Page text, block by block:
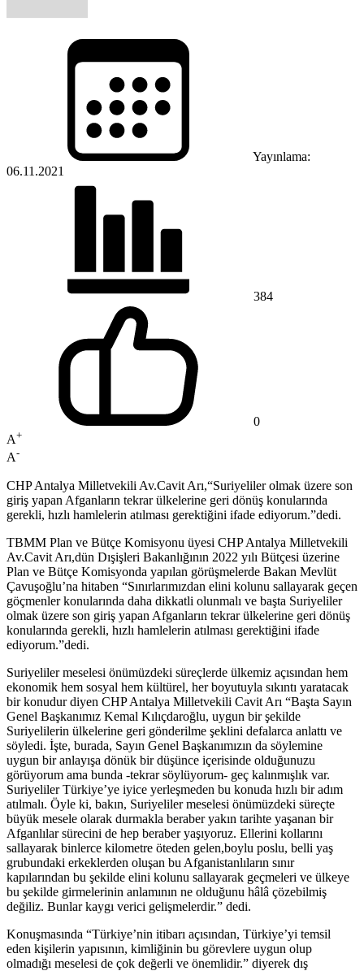
Yayınlama:
06.11.2021
384
0
A+
A-
CHP Antalya Milletvekili Av.Cavit Arı,“Suriyeliler olmak üzere son
giriş yapan Afganların tekrar ülkelerine geri dönüş konularında
gerekli, hızlı hamlelerin atılması gerektiğini ifade ediyorum.”dedi.
TBMM Plan ve Bütçe Komisyonu üyesi CHP Antalya Milletvekili
Av.Cavit Arı,dün Dışişleri Bakanlığının 2022 yılı Bütçesi üzerine
Plan ve Bütçe Komisyonda yapılan görüşmelerde Bakan Mevlüt
Çavuşoğlu’na hitaben “Sınırlarımızdan elini kolunu sallayarak geçen
göçmenler konularında daha dikkatli olunmalı ve başta Suriyeliler
olmak üzere son giriş yapan Afganların tekrar ülkelerine geri dönüş
konularında gerekli, hızlı hamlelerin atılması gerektiğini ifade
ediyorum.”dedi.
Suriyeliler meselesi önümüzdeki süreçlerde ülkemiz açısından hem
ekonomik hem sosyal hem kültürel, her boyutuyla sıkıntı yaratacak
bir konudur diyen CHP Antalya Milletvekili Cavit Arı “Başta Sayın
Genel Başkanımız Kemal Kılıçdaroğlu, uygun bir şekilde
Suriyelilerin ülkelerine geri gönderilme şeklini defalarca anlattı ve
söyledi. İşte, burada, Sayın Genel Başkanımızın da söylemine
uygun bir anlayışa dönük bir düşünce içerisinde olduğunuzu
görüyorum ama bunda -tekrar söylüyorum- geç kalınmışlık var.
Suriyeliler Türkiye’ye iyice yerleşmeden bu konuda hızlı bir adım
atılmalı. Öyle ki, bakın, Suriyeliler meselesi önümüzdeki süreçte
büyük mesele olarak durmakla beraber yakın tarihte yaşanan bir
Afganlılar sürecini de hep beraber yaşıyoruz. Ellerini kollarını
sallayarak binlerce kilometre öteden gelen,boylu poslu, belli yaş
grubundaki erkeklerden oluşan bu Afganistanlıların sınır
kapılarından bu şekilde elini kolunu sallayarak geçmeleri ve ülkeye
bu şekilde girmelerinin anlamının ne olduğunu hâlâ çözebilmiş
değiliz. Bunlar kaygı verici gelişmelerdir.” dedi.
Konuşmasında “Türkiye’nin itibarı açısından, Türkiye’yi temsil
eden kişilerin yapısının, kimliğinin bu görevlere uygun olup
olmadığı meselesi de çok değerli ve önemlidir.” diyerek dış